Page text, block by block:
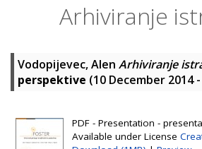
Arhiviranje
Vodopijevec, Alen Arhiviranje
perspektive (10 December 2014
PDF - Presentation -
Available under License